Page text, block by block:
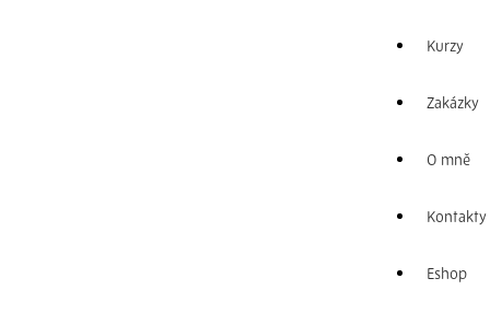
Kurzy
Zakázky
O mně
Kontakty
Eshop
PORCELÁNOVÁ